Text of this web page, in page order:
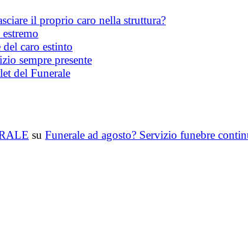
il proprio caro nella struttura?
caro estinto
sempre presente
del Funerale
su Funerale ad agosto? Servizio funebre